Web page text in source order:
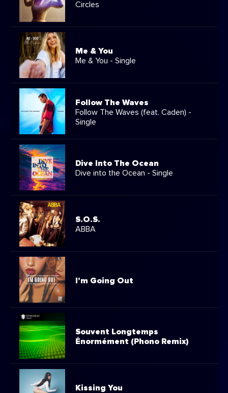
Circles
Me & You
Me & You - Single
Follow The Waves
Follow The Waves (feat. Caden) -
Single
Dive Into The Ocean
Dive into the Ocean - Single
S.O.S.
ABBA
I'm Going Out
Souvent Longtemps
Énormément (Phono Remix)
Kissing You